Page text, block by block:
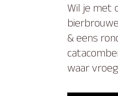
Wil je met
& eens
waar